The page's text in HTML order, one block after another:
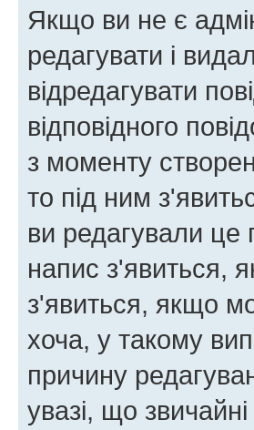
Якщо ви не є
редагувати і
відредагувати
відповідного
з моменту
то під ним
ви редагували це
напис з'явиться,
з'явиться, якщо
хоча, у такому
причину
увазі, що